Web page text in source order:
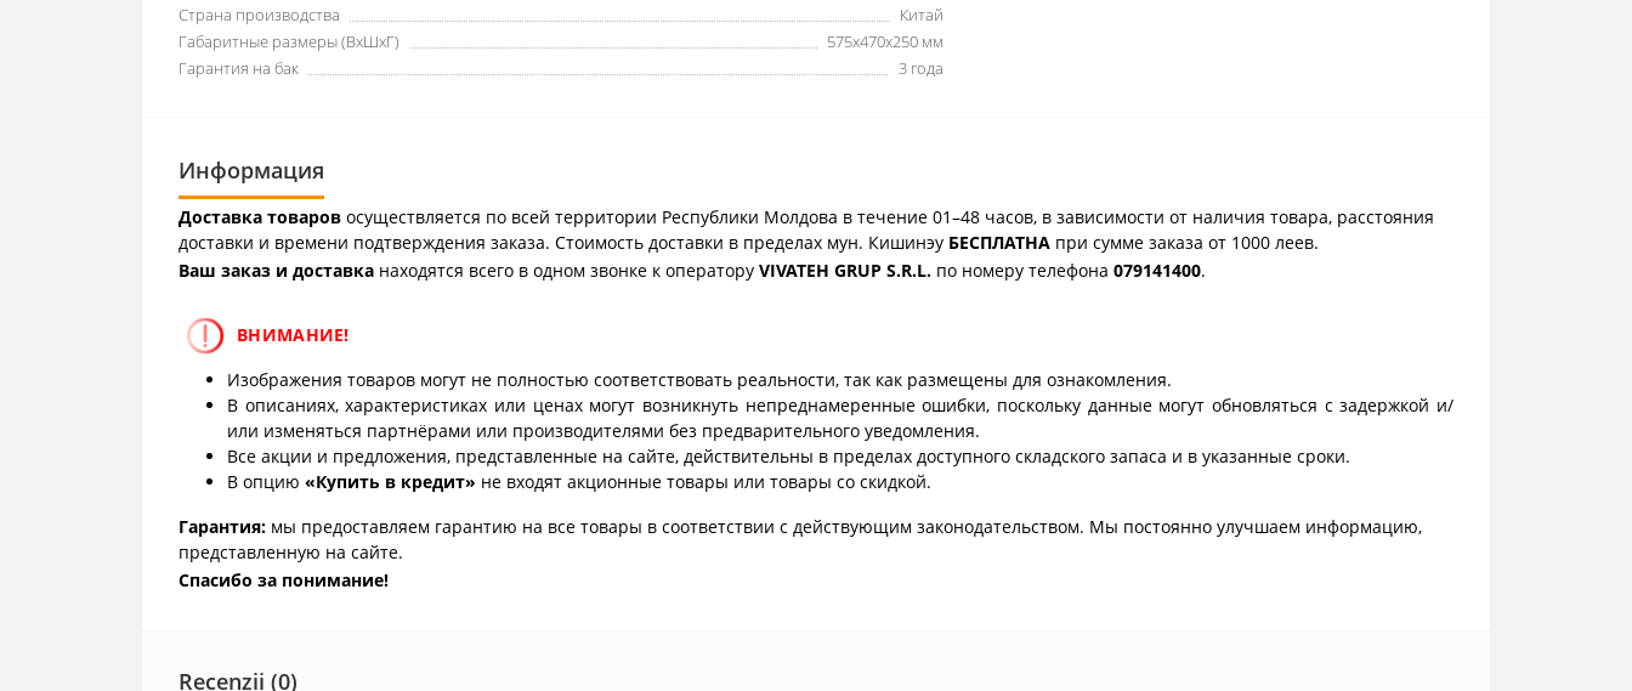
Страна производства
Китай
Габаритные размеры (ВxШxГ)
575x470x250 мм
Гарантия на бак
3 года
Информация
Доставка товаров осуществляется по всей территории Республики Молдова в течение 01–48 часов, в зависимости от наличия товара, расстояния
доставки и времени подтверждения заказа. Стоимость доставки в пределах мун. Кишинэу БЕСПЛАТНА при сумме заказа от 1000 леев.
Ваш заказ и доставка находятся всего в одном звонке к оператору VIVATEH GRUP S.R.L. по номеру телефона 079141400.
ВНИМАНИЕ!
Изображения товаров могут не полностью соответствовать реальности, так как размещены для ознакомления.
В описаниях, характеристиках или ценах могут возникнуть непреднамеренные ошибки, поскольку данные могут обновляться с задержкой и/
или изменяться партнёрами или производителями без предварительного уведомления.
Все акции и предложения, представленные на сайте, действительны в пределах доступного складского запаса и в указанные сроки.
В опцию «Купить в кредит» не входят акционные товары или товары со скидкой.
Гарантия: мы предоставляем гарантию на все товары в соответствии с действующим законодательством. Мы постоянно улучшаем информацию,
представленную на сайте.
Спасибо за понимание!
Recenzii (0)